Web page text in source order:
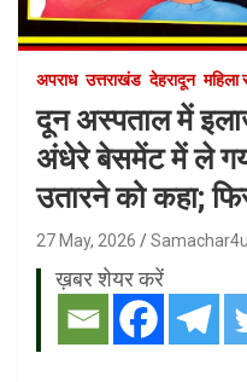
अपराध उत्तराखंड देहरादून महिला
दून अस्पताल में
अंधेरे बेसमेंट में ले
उतारने को कहा;
27 May, 2026
ख़बर शेयर करें